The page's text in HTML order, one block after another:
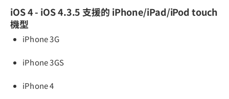
iOS 4 - iOS 4.3.5 支援的 iPhone/iPad/iPod touch
機型
iPhone 3G
iPhone 3GS
iPhone 4